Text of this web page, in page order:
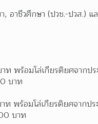
อาชีวศึกษา (ปวช.-ปวส.)
ท พร้อมโล่เกียรติยศจากป
บาท
ท พร้อมโล่เกียรติยศจากป
บาท